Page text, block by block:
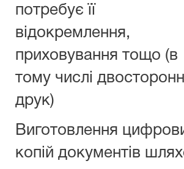
потребує її
відокремлення,
приховування тощо (в
тому числі
друк)
Виготовлення
копій документів